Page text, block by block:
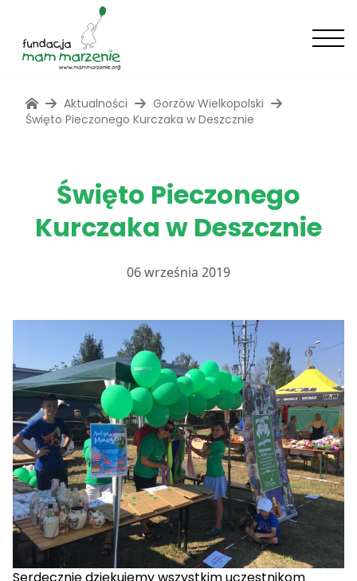
Aktualności
Gorzów Wielkopolski
Święto Pieczonego Kurczaka w Deszcznie
Święto Pieczonego
Kurczaka w Deszcznie
06 września 2019
Serdecznie dziękujemy wszystkim uczestnikom